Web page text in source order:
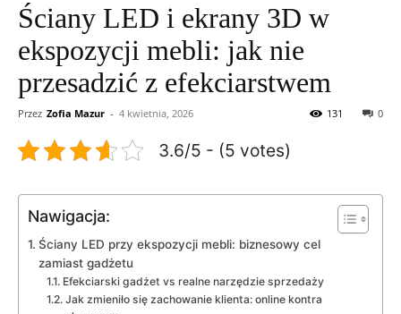
Ściany LED i ekrany 3D w
ekspozycji mebli: jak nie
przesadzić z efekciarstwem
Przez Zofia Mazur - 4 kwietnia, 2026 0
131
3.6/5 - (5 votes)
Nawigacja:
Ściany LED przy ekspozycji mebli: biznesowy cel
zamiast gadżetu
Efekciarski gadżet vs realne narzędzie sprzedaży
Jak zmieniło się zachowanie klienta: online kontra